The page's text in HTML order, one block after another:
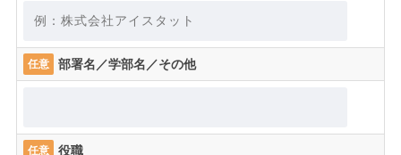
任意 部署名／学部名／その他
任意 役職